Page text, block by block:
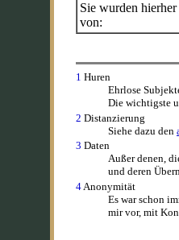
Sie wurden
von:
1 Huren
Ehrlose
Die wichtigste
2 Distanzierung
Siehe dazu den
3 Daten
Außer denen,
und deren
4 Anonymität
Es war schon
mir vor, mit